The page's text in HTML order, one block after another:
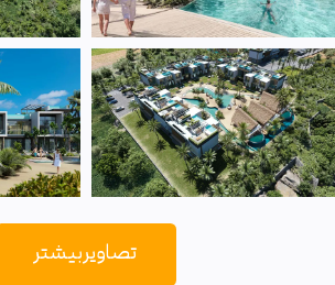
تصاویر بیشتر